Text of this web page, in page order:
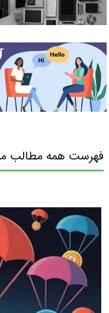
فهرست همه مطالب